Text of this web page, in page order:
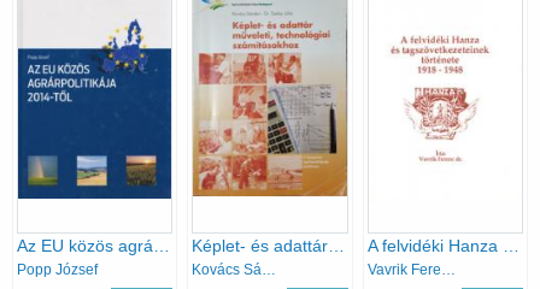
Az EU közös agrárpolitikája 2014-től
Popp József
Képlet- és adattár műveleti, technológiai számításokhoz
Kovács Sándor; dr. Szalay Júlia
A felvidéki Hanza és tagszövetkezeteinek története 1918-1948
Vavrik Ferenc Dr.